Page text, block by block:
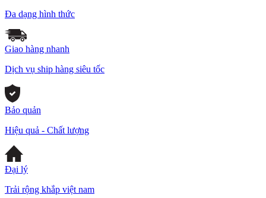
Đa dạng hình thức
Giao hàng nhanh
Dịch vụ ship hàng siêu tốc
Bảo quản
Hiệu quả - Chất lượng
Đại lý
Trải rộng khắp việt nam